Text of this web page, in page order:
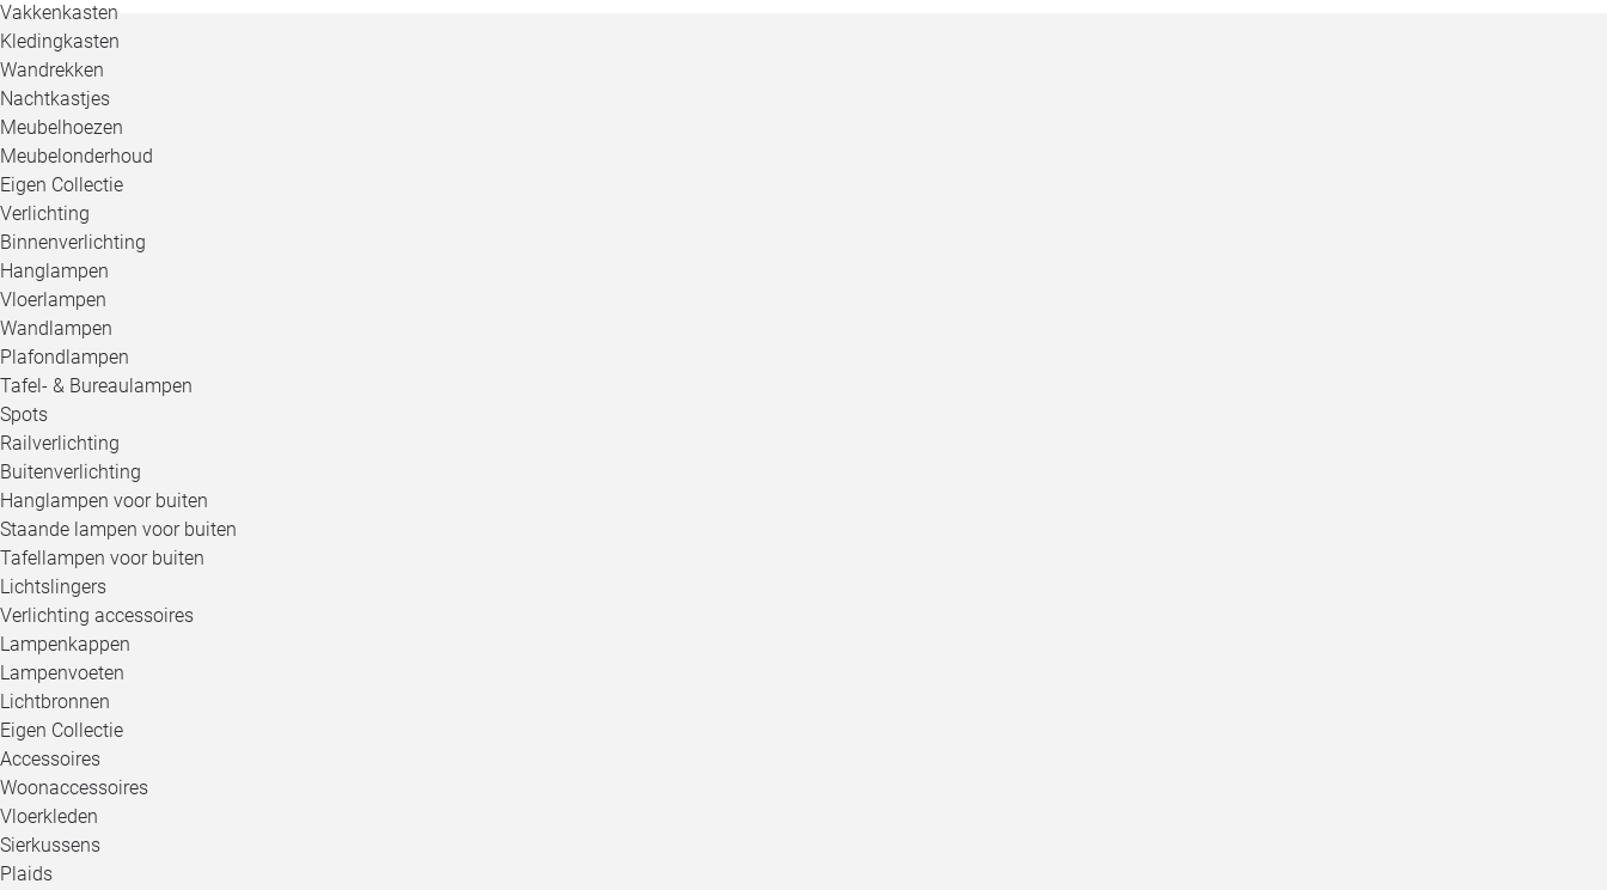
Vakkenkasten
Kledingkasten
Wandrekken
Nachtkastjes
Meubelhoezen
Meubelonderhoud
Eigen Collectie
Verlichting
Binnenverlichting
Hanglampen
Vloerlampen
Wandlampen
Plafondlampen
Tafel- & Bureaulampen
Spots
Railverlichting
Buitenverlichting
Hanglampen voor buiten
Staande lampen voor buiten
Tafellampen voor buiten
Lichtslingers
Verlichting accessoires
Lampenkappen
Lampenvoeten
Lichtbronnen
Eigen Collectie
Accessoires
Woonaccessoires
Vloerkleden
Sierkussens
Plaids